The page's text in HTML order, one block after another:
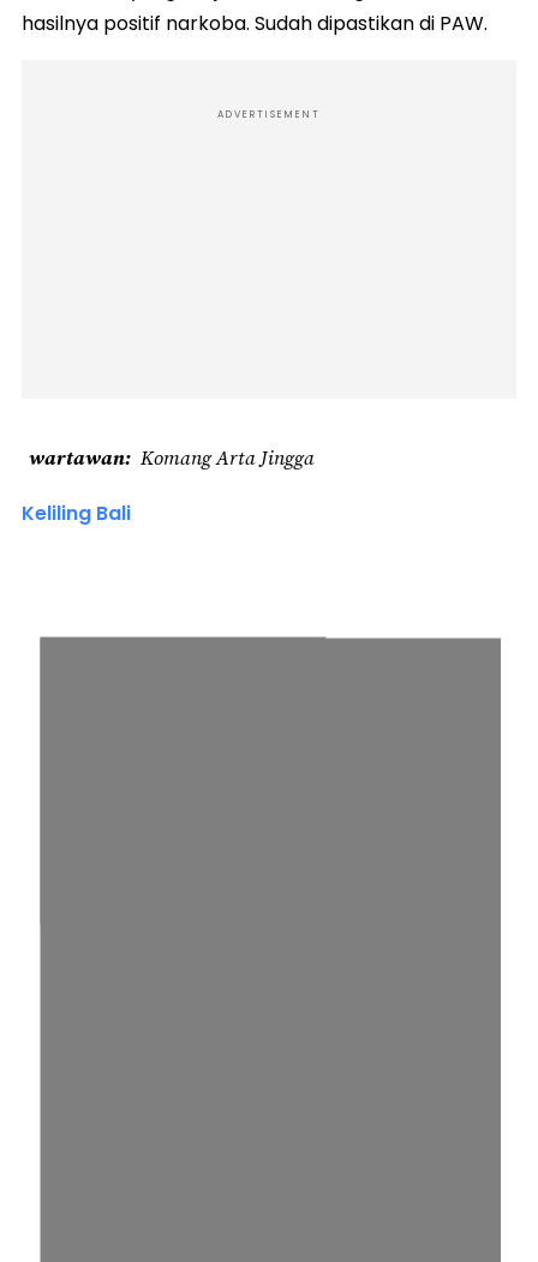
hasilnya positif narkoba. Sudah dipastikan di PAW.
ADVERTISEMENT
wartawan Komang Arta Jingga
Keliling Bali